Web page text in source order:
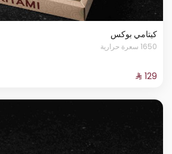
كيتامي بوكس
1650 سعرة حرارية